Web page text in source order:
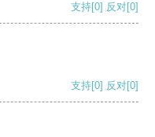
支持[0] 反对[0]
支持[0] 反对[0]